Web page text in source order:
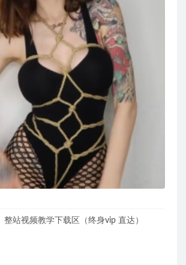
整站视频教学下载区（终身vip 直达）